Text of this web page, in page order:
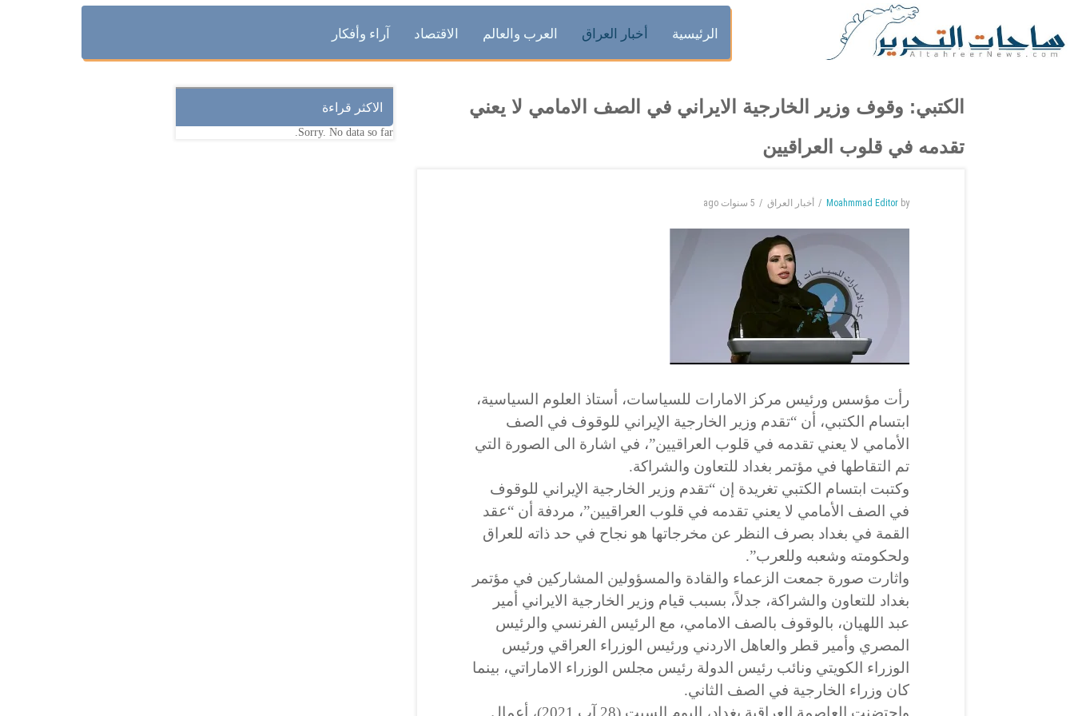
الرئيسية أخبار العراق العرب والعالم الاقتصاد آراء وأفكار
الكتبي: وقوف وزير الخارجية الايراني في الصف الامامي لا يعني
تقدمه في قلوب العراقيين
by
Moahmmad Editor أخبار العراق 5 سنوات ago
رأت مؤسس ورئيس مركز الامارات للسياسات، أستاذ العلوم السياسية،
ابتسام الكتبي، أن “تقدم وزير الخارجية الإيراني للوقوف في الصف
الأمامي لا يعني تقدمه في قلوب العراقيين”، في اشارة الى الصورة التي
تم التقاطها في مؤتمر بغداد للتعاون والشراكة.
وكتبت ابتسام الكتبي تغريدة إن “تقدم وزير الخارجية الإيراني للوقوف
في الصف الأمامي لا يعني تقدمه في قلوب العراقيين”، مردفة أن “عقد
القمة في بغداد بصرف النظر عن مخرجاتها هو نجاح في حد ذاته للعراق
ولحكومته وشعبه وللعرب”.
واثارت صورة جمعت الزعماء والقادة والمسؤولين المشاركين في مؤتمر
بغداد للتعاون والشراكة، جدلاً، بسبب قيام وزير الخارجية الايراني أمير
عبد اللهيان، بالوقوف بالصف الامامي، مع الرئيس الفرنسي والرئيس
المصري وأمير قطر والعاهل الاردني ورئيس الوزراء العراقي ورئيس
الوزراء الكويتي ونائب رئيس الدولة رئيس مجلس الوزراء الاماراتي، بينما
كان وزراء الخارجية في الصف الثاني.
واحتضنت العاصمة العراقية بغداد، اليوم السبت (28 آب 2021)، أعمال
الاكثر قراءة
Sorry. No data so far.